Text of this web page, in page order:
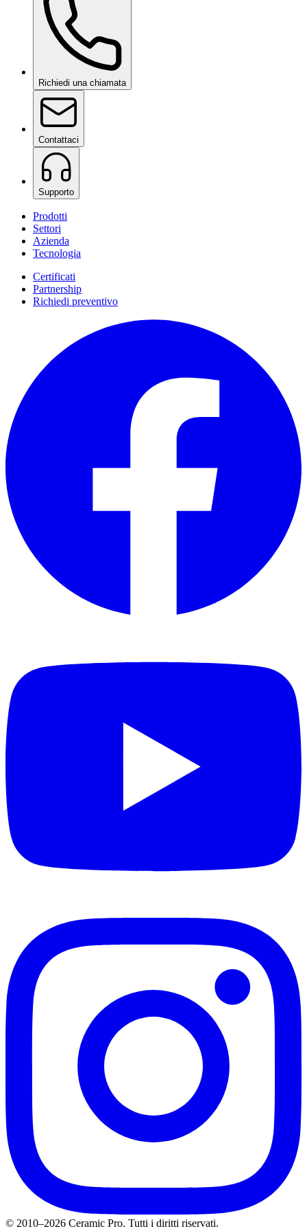
Richiedi una chiamata
Contattaci
Supporto
Prodotti
Settori
Azienda
Tecnologia
Certificati
Partnership
Richiedi preventivo
© 2010–2026 Ceramic Pro. Tutti i diritti riservati.